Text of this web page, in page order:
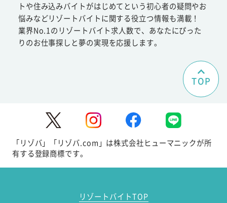
トや住み込みバイトがはじめてという初心者の疑問やお
悩みなどリゾートバイトに関する役立つ情報も満載！
業界No.1のリゾートバイト求人数で、あなたにぴった
りのお仕事探しと夢の実現を応援します。
TOP
「リゾバ」「リゾバ.com」は株式会社ヒューマニックが所
有する登録商標です。
リゾートバイトTOP